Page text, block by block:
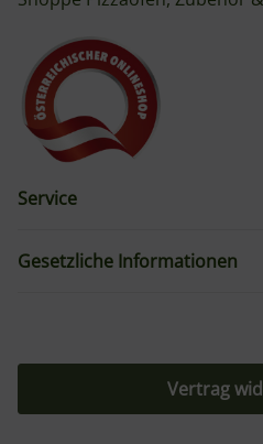
Service
Gesetzliche Informationen
Vertrag